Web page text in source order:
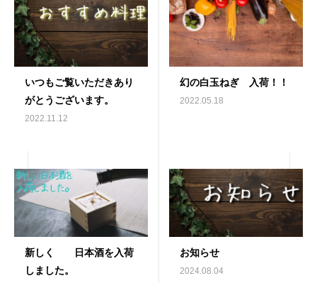
いつもご覧いただきあり
がとうございます。
2022.11.12
幻の白玉ねぎ 入荷！！
2022.05.18
新しく 日本酒を入荷
しました。
お知らせ
2024.08.04